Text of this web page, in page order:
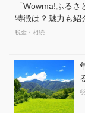
「Wowma!ふるさ
特徴は？魅力も紹
税金・相続